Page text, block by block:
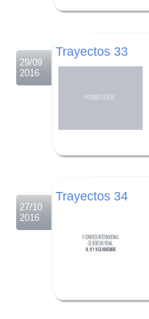
29/09
2016
Trayectos 33
27/10
2016
Trayectos 34